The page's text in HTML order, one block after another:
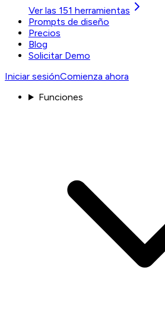
Ver las 151 herramientas
Prompts de diseño
Precios
Blog
Solicitar Demo
Iniciar sesiónComienza ahora
Funciones